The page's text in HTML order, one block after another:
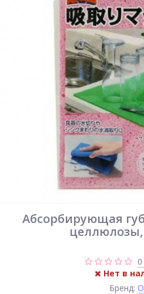
Абсорбирующая
целлюлозы,
Нет в
Бренд: